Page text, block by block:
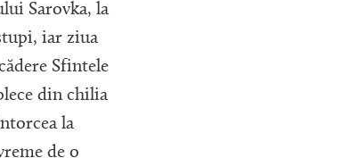
Sarovka, la
iar ziua
Sfintele
din chilia
la
de o